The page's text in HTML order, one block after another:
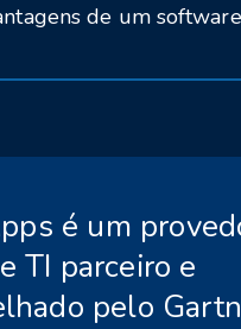
de um
é um
TI parceiro e
pelo